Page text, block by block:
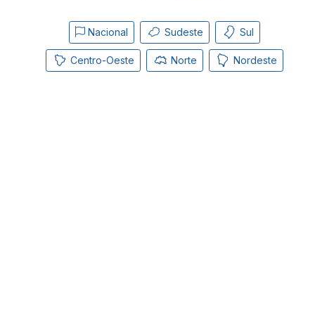
Nacional Sudeste Sul
Centro-Oeste Norte Nordeste